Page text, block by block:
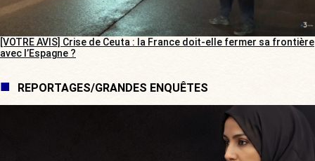
[VOTRE AVIS] Crise de Ceuta : la France doit-elle fermer sa frontière
avec l’Espagne ?
REPORTAGES/GRANDES ENQUÊTES